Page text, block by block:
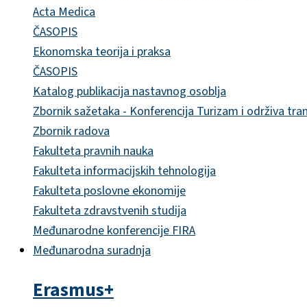
Acta Medica
ČASOPIS
Ekonomska teorija i praksa
ČASOPIS
Katalog publikacija nastavnog osoblja
Zbornik sažetaka - Konferencija Turizam i održiva
Zbornik radova
Fakulteta pravnih nauka
Fakulteta informacijskih tehnologija
Fakulteta poslovne ekonomije
Fakulteta zdravstvenih studija
Međunarodne konferencije FIRA
Međunarodna suradnja
Erasmus+